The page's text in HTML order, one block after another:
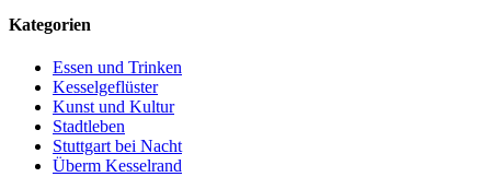
Kategorien
Essen und Trinken
Kesselgeflüster
Kunst und Kultur
Stadtleben
Stuttgart bei Nacht
Überm Kesselrand